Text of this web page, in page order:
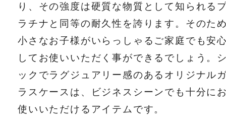
り、その強度は硬質な物質として知られる
ラチナと同等の耐久性を誇ります。そのた
小さなお子様がいらっしゃるご家庭でも安
してお使いいただく事ができるでしょう。
ックでラグジュアリー感のあるオリジナル
ラスケースは、ビジネスシーンでも十分に
使いいただけるアイテムです。